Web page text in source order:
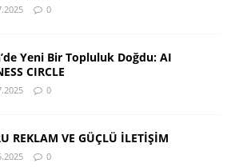
0
Yeni Bir Topluluk Doğdu: AI
CIRCLE
0
REKLAM VE GÜÇLÜ İLETİŞİM
0